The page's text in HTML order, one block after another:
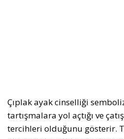
Çıplak ayak cinselliği
tartışmalara yol açtığı ve
tercihleri olduğunu gösterir.